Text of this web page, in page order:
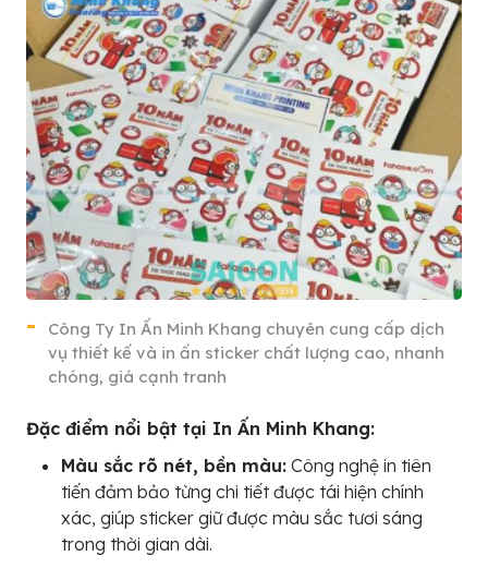
Công Ty In Ấn Minh Khang chuyên cung cấp dịch
vụ thiết kế và in ấn sticker chất lượng cao, nhanh
chóng, giá cạnh tranh
Đặc điểm nổi bật tại In Ấn Minh Khang:
Màu sắc rõ nét, bền màu: Công nghệ in tiên
tiến đảm bảo từng chi tiết được tái hiện chính
xác, giúp sticker giữ được màu sắc tươi sáng
trong thời gian dài.